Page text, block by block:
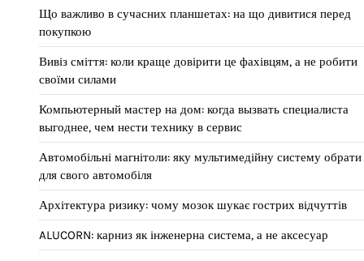
Що важливо в сучасних планшетах: на що дивитися перед
покупкою
Вивіз сміття: коли краще довірити це фахівцям, а не робити
своїми силами
Компьютерный мастер на дом: когда вызвать специалиста
выгоднее, чем нести технику в сервис
Автомобільні магнітоли: яку мультимедійну систему обрати
для свого автомобіля
Архітектура ризику: чому мозок шукає гострих відчуттів
ALUCORN: карниз як інженерна система, а не аксесуар